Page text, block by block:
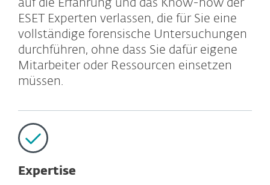
auf die Erfahrung und das Know-how der
ESET Experten verlassen, die für Sie eine
vollständige forensische Untersuchungen
durchführen, ohne dass Sie dafür eigene
Mitarbeiter oder Ressourcen einsetzen
müssen.
Expertise